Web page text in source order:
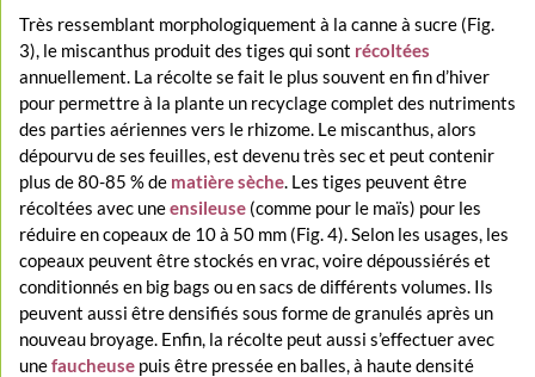
Très ressemblant morphologiquement à la canne à sucre (Fig.
3), le miscanthus produit des tiges qui sont récoltées
annuellement. La récolte se fait le plus souvent en fin d’hiver
pour permettre à la plante un recyclage complet des nutriments
des parties aériennes vers le rhizome. Le miscanthus, alors
dépourvu de ses feuilles, est devenu très sec et peut contenir
plus de 80-85 % de matière sèche. Les tiges peuvent être
récoltées avec uneensileuse (comme pour le maïs) pour les
réduire en copeaux de 10 à 50 mm (Fig. 4). Selon les usages, les
copeaux peuvent être stockés en vrac, voire dépoussiérés et
conditionnés en big bags ou en sacs de différents volumes. Ils
peuvent aussi être densifiés sous forme de granulés après un
nouveau broyage. Enfin, la récolte peut aussi s’effectuer avec
unefaucheuse puis être pressée en balles, à haute densité